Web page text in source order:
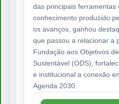
das principais ferramentas
conhecimento produzido
os avanços, ganhou
que passou a relacionar a
Fundação aos Objetivos
Sustentável (ODS),
e institucional a conexão
Agenda 2030.